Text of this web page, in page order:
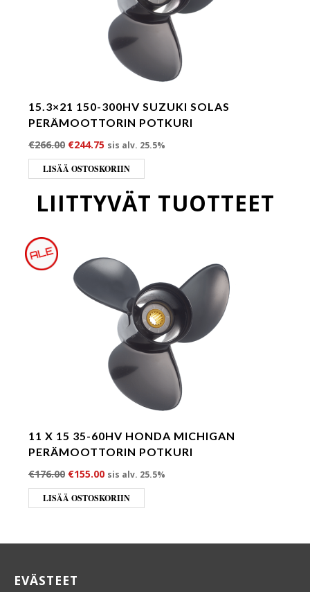
15.3×21 150-300HV SUZUKI SOLAS
PERÄMOOTTORIN POTKURI
€266.00 Alkuperäinen hinta oli: €266.00.
€244.75 Nykyinen hinta on: €244.75.
sis alv. 25.5%
LISÄÄ OSTOSKORIIN
LIITTYVÄT TUOTTEET
11 X 15 35-60HV HONDA MICHIGAN
PERÄMOOTTORIN POTKURI
€176.00 Alkuperäinen hinta oli: €176.00.
€155.00Nykyinen hinta on: €155.00.
sis alv. 25.5%
LISÄÄ OSTOSKORIIN
EVÄSTEET